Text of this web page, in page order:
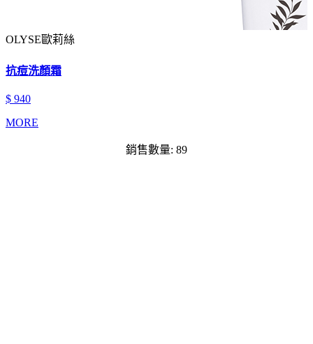
OLYSE歐莉絲
抗痘洗顏霜
$ 940
MORE
銷售數量: 89